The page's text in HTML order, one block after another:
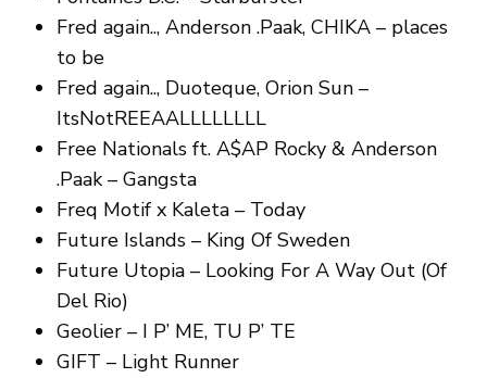
Fred again.., Anderson .Paak, CHIKA – places
to be
Fred again.., Duoteque, Orion Sun –
ItsNotREEAALLLLLLLL
Free Nationals ft. A$AP Rocky & Anderson
.Paak – Gangsta
Freq Motif x Kaleta – Today
Future Islands – King Of Sweden
Future Utopia – Looking For A Way Out (Of
Del Rio)
Geolier – I P’ ME, TU P’ TE
GIFT – Light Runner